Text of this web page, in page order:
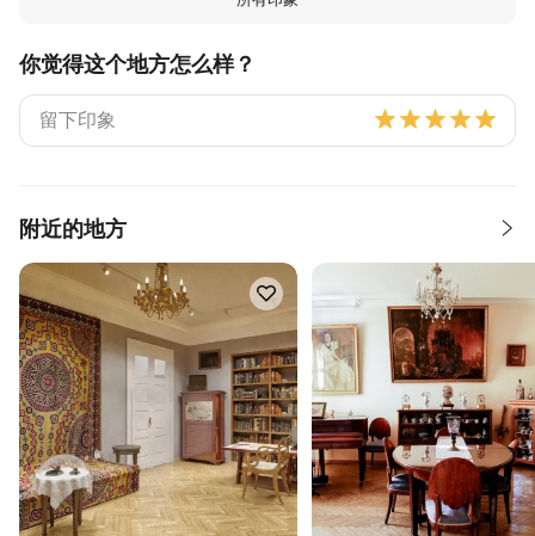
你觉得这个地方怎么样？
附近的地方